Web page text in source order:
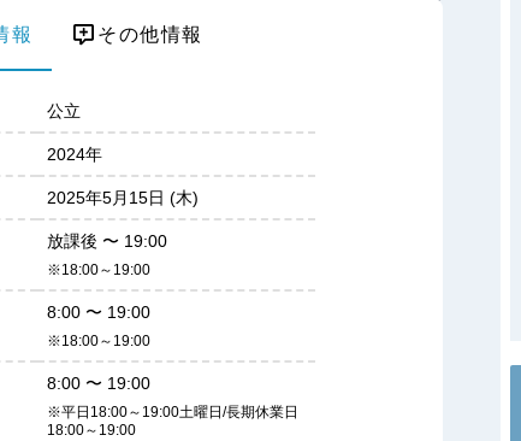
報 その他情報
公立
2024年
2025年5月15日 (木)
放課後 〜 19:00
※18:00～19:00
8:00 〜 19:00
※18:00～19:00
8:00 〜 19:00
※平日18:00～19:00土曜日/長期休業日
18:00～19:00